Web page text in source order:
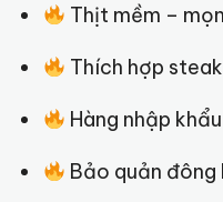
Thịt mềm –
Thích hợp
Hàng nhập
Bảo quản đông